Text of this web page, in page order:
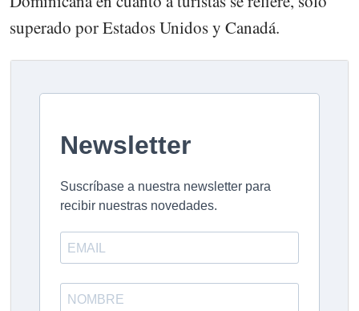
superado por Estados Unidos y Canadá.